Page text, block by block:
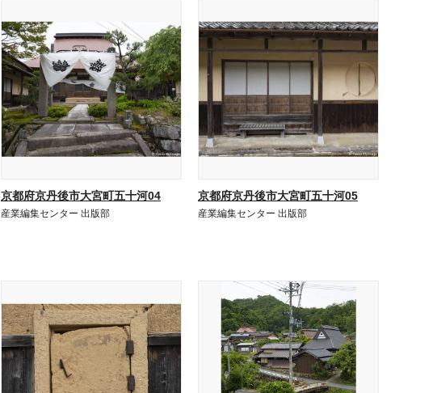
京都府京丹後市大宮町五十河04
産業編集センター 出版部
京都府京丹後市大宮町五十河05
産業編集センター 出版部